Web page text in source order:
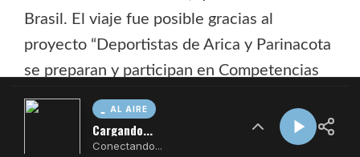
AL AIRE
Cargando...
Conectando...